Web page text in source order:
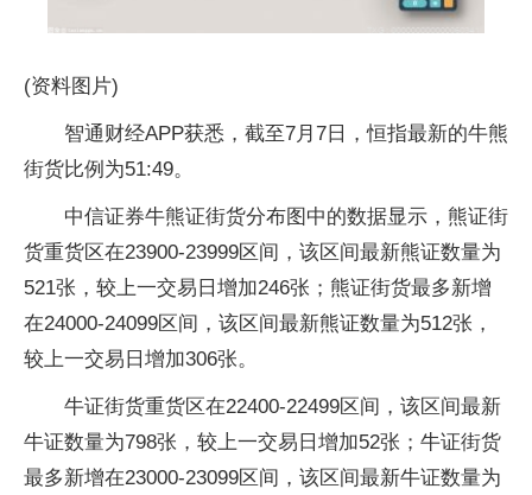
(资料图片)
智通财经APP获悉，截至7月7日，恒指最新的牛熊
街货比例为51:49。
中信证券牛熊证街货分布图中的数据显示，熊证街
货重货区在23900-23999区间，该区间最新熊证数量为
521张，较上一交易日增加246张；熊证街货最多新增
在24000-24099区间，该区间最新熊证数量为512张，
较上一交易日增加306张。
牛证街货重货区在22400-22499区间，该区间最新
牛证数量为798张，较上一交易日增加52张；牛证街货
最多新增在23000-23099区间，该区间最新牛证数量为